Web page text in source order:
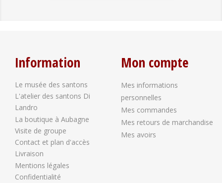
Information
Le musée des santons
L'atelier des santons Di
Landro
La boutique à Aubagne
Visite de groupe
Contact et plan d'accès
Livraison
Mentions légales
Confidentialité
Mon compte
Mes informations
personnelles
Mes commandes
Mes retours de marchandise
Mes avoirs